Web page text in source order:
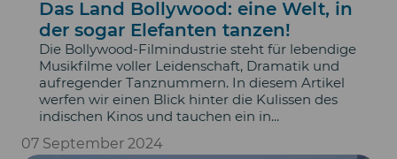
Das Land Bollywood: eine Welt, in
der sogar Elefanten tanzen!
Die Bollywood-Filmindustrie steht für lebendige
Musikfilme voller Leidenschaft, Dramatik und
aufregender Tanznummern. In diesem Artikel
werfen wir einen Blick hinter die Kulissen des
indischen Kinos und tauchen ein in...
07 September 2024